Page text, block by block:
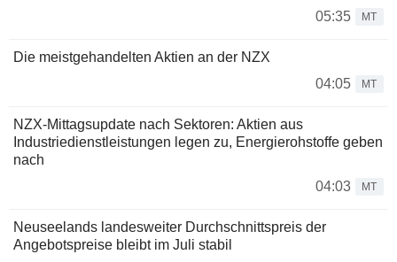
05:35
MT
Die meistgehandelten Aktien an der NZX
04:05
MT
NZX-Mittagsupdate nach Sektoren: Aktien aus
Industriedienstleistungen legen zu, Energierohstoffe geben
nach
04:03
MT
Neuseelands landesweiter Durchschnittspreis der
Angebotspreise bleibt im Juli stabil